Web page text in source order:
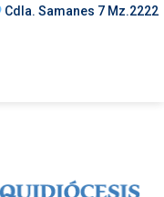
Cdla. Samanes 7 Mz.2222